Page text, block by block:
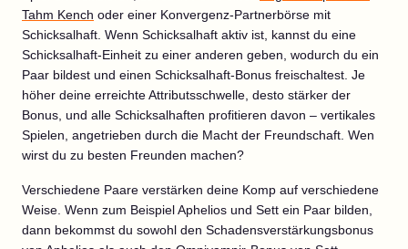
Tahm Kench oder einer Konvergenz-Partnerbörse mit
Schicksalhaft. Wenn Schicksalhaft aktiv ist, kannst du eine
Schicksalhaft-Einheit zu einer anderen geben, wodurch du ein
Paar bildest und einen Schicksalhaft-Bonus freischaltest. Je
höher deine erreichte Attributsschwelle, desto stärker der
Bonus, und alle Schicksalhaften profitieren davon – vertikales
Spielen, angetrieben durch die Macht der Freundschaft. Wen
wirst du zu besten Freunden machen?
Verschiedene Paare verstärken deine Komp auf verschiedene
Weise. Wenn zum Beispiel Aphelios und Sett ein Paar bilden,
dann bekommst du sowohl den Schadensverstärkungsbonus